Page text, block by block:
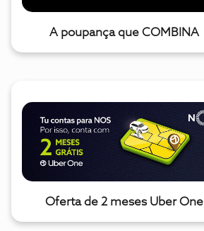
A poupança que COMBINA
Oferta de 2 meses Uber One